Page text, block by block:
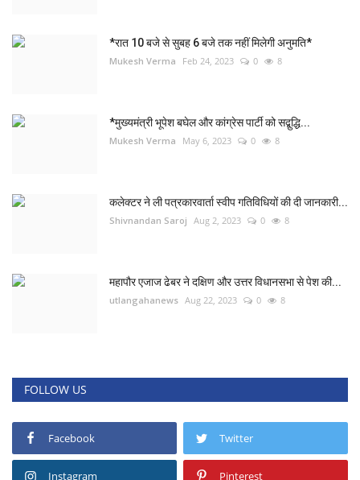
*रात 10 बजे से सुबह 6 बजे तक नहीं मिलेगी अनुमति*
Mukesh Verma Feb 24, 2023 0 8
*मुख्यमंत्री भूपेश बघेल और कांग्रेस पार्टी को सद्बुद्धि...
Mukesh Verma May 6, 2023 0 8
कलेक्टर ने ली पत्रकारवार्ता स्वीप गतिविधियों की दी जानकारी...
Shivnandan Saroj Aug 2, 2023 0 8
महापौर एजाज ढेबर ने दक्षिण और उत्तर विधानसभा से पेश की...
utlangahanews Aug 22, 2023 0 8
FOLLOW US
Facebook Twitter
Instagram Pinterest